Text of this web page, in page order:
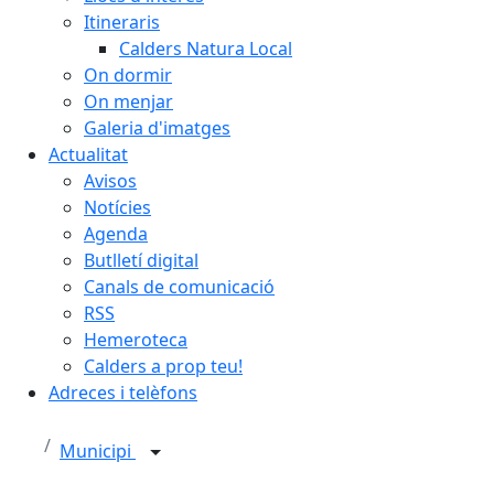
Itineraris
Calders Natura Local
On dormir
On menjar
Galeria d'imatges
Actualitat
Avisos
Notícies
Agenda
Butlletí digital
Canals de comunicació
RSS
Hemeroteca
Calders a prop teu!
Adreces i telèfons
Municipi